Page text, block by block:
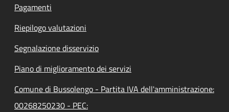
Pagamenti
Riepilogo valutazioni
Segnalazione disservizio
Piano di miglioramento dei servizi
Comune di Bussolengo - Partita IVA dell'amministrazione:
00268250230 - PEC: